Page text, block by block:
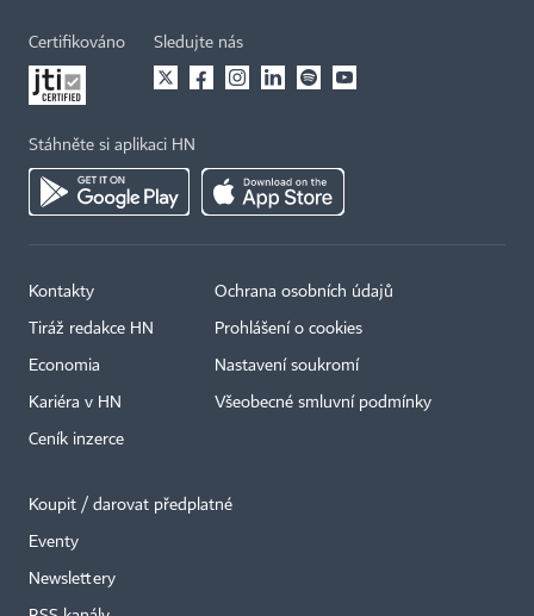
Certifikováno Sledujte nás
Stáhněte si aplikaci HN
Kontakty
Tiráž redakce HN
Economia
Kariéra v HN
Ceník inzerce
Ochrana osobních údajů
Prohlášení o cookies
Nastavení soukromí
Všeobecné smluvní podmínky
Koupit / darovat předplatné
Eventy
Newslettery